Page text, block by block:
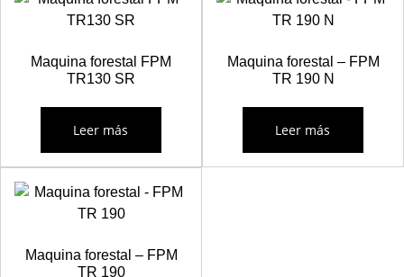
Maquina forestal FPM
TR130 SR
Leer más
Maquina forestal – FPM
TR 190 N
Leer más
Maquina forestal – FPM
TR 190